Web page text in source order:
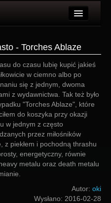
- Torches Ablaze
do czasu lubię kupić jakieś
w ciemno albo po
się z jednym, dwoma
z wydawnictwa. Tak też było
"Torches Ablaze", które
do koszyka przy okazji
w jednym z często
przez miłośników
z piekłem i pochodną thrashu
energetyczny, równie
metalu oraz death metalu
Autor: oki
Wysłano: 2016-02-28